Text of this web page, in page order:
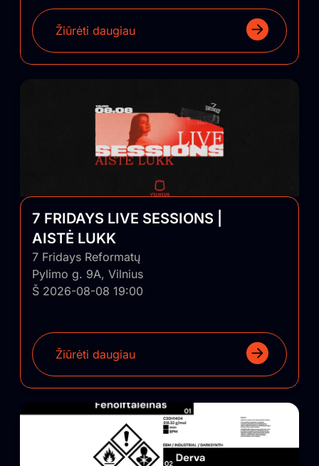
Žiūrėti daugiau
7 FRIDAYS LIVE SESSIONS |
AISTĖ LUKK
7 Fridays Reformatų
Pylimo g. 9A, Vilnius
Š 2026-08-08 19:00
Žiūrėti daugiau